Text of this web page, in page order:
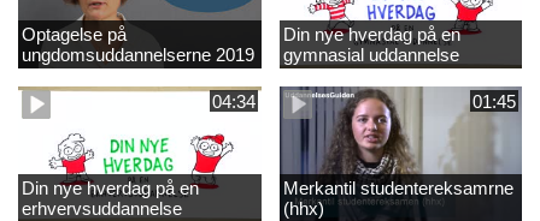
Optagelse på
ungdomsuddannelserne 2019
Din nye hverdag på en
gymnasial uddannelse
04:34
Din nye hverdag på en
erhvervsuddannelse
01:45
Merkantil studentereksamrne
(hhx)